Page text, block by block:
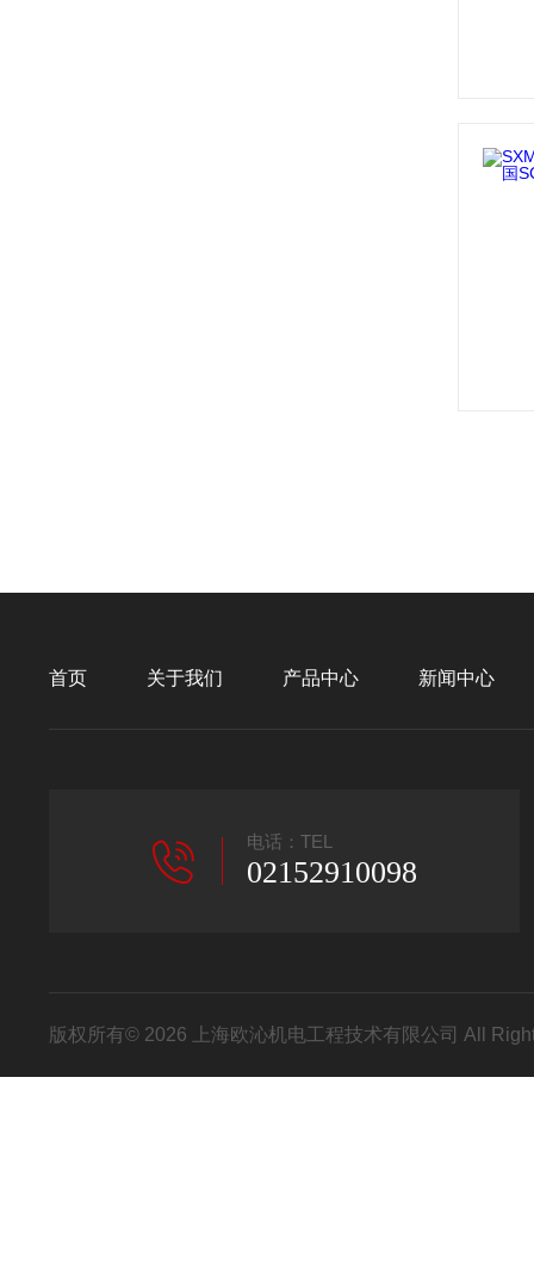
首页 关于我们 产品中心 新闻中心
电话：TEL
02152910098
版权所有© 2026 上海欧沁机电工程技术有限公司 All